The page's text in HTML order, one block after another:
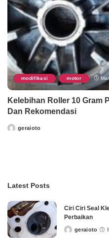
modifikasi , motor
Kelebihan Roller 10 Gram
Dan Rekomendasi
Postedgeraioto
Latest Posts
Ciri Ciri Seal
Perbaikan
Postedgeraioto